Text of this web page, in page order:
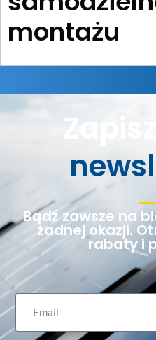
montażu
Bądź zawsze na
żadnej okazji.
rabaty i